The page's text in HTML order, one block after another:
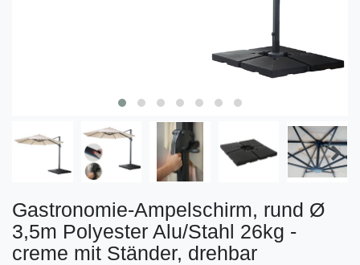
Gastronomie-Ampelschirm, rund Ø
3,5m Polyester Alu/Stahl 26kg -
creme mit Ständer, drehbar